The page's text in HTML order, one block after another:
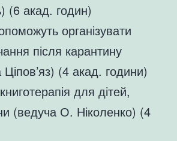
(6 акад. годин)
організувати
після карантину
(4 акад. години)
для дітей,
(ведуча О. Ніколенко) (4